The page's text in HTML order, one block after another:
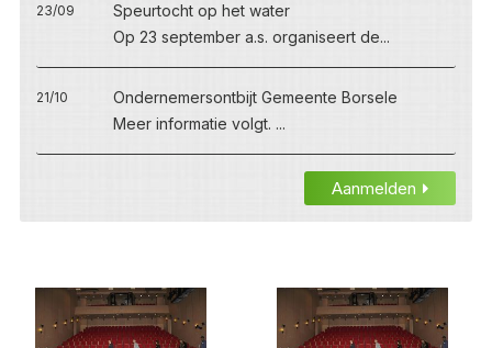
23/09
Speurtocht op het water
Op 23 september a.s. organiseert de...
21/10
Ondernemersontbijt Gemeente Borsele
Meer informatie volgt. ...
Aanmelden